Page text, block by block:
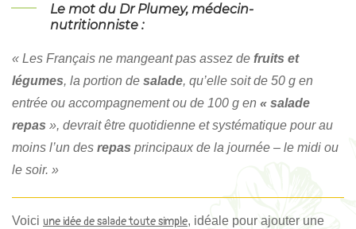
Le mot du Dr Plumey, médecin-
nutritionniste :
« Les Français ne mangeant pas assez de fruits et
légumes, la portion de salade, qu’elle soit de 50 g en
entrée ou accompagnement ou de 100 g en « salade
repas », devrait être quotidienne et systématique pour au
moins l’un des repas principaux de la journée – le midi ou
le soir. »
Voici une idée de salade toute simple, idéale pour ajouter une